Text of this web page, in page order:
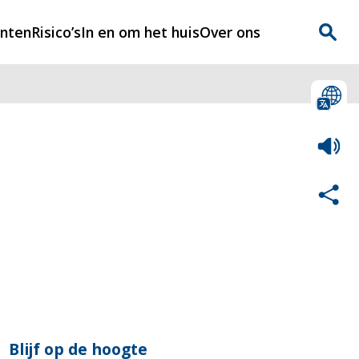
Risico’sIn en om het huisOver ons
Blijf op de hoogte